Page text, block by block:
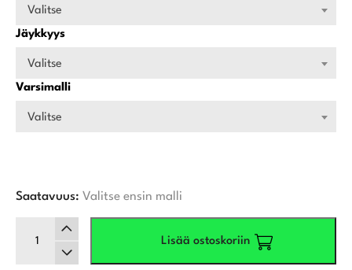
Valitse
Jäykkyys
Valitse
Varsimalli
Valitse
Saatavuus: Valitse ensin malli
T250U
Lisää ostoskoriin